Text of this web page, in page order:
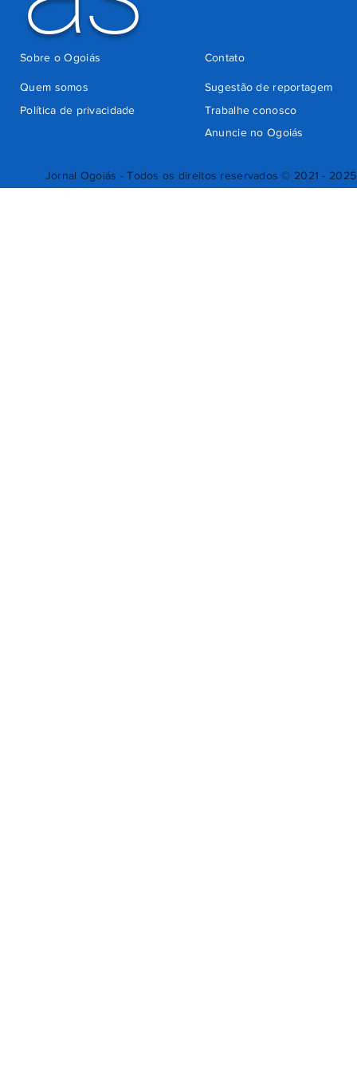
Jornal Ogoiás - Todos os direitos reservados © 2021 - 2025
Quem somos
Sugestão de reportagem
Trabalhe conosco
Política de privacidade
Anuncie no Ogoiás
Contato
Sobre o Ogoiás